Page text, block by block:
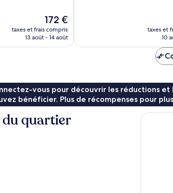
Le
nouveau
prix
172 €
taxes et frais compris
13 août - 14 août
taxes et
10
vous pour découvrir les réductions et
bénéficier. Plus de récompenses pour
quartier